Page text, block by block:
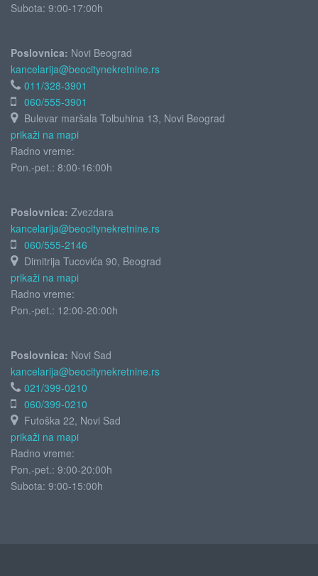
Subota: 9:00-17:00h
Poslovnica: Novi Beograd
kancelarija@beocitynekretnine.rs
011/328-3901
060/555-3901
Bulevar maršala Tolbuhina 13, Novi Beograd
prikaži na mapi
Radno vreme:
Pon.-pet.: 8:00-16:00h
Poslovnica: Zvezdara
kancelarija@beocitynekretnine.rs
060/555-2146
Dimitrija Tucovića 90, Beograd
prikaži na mapi
Radno vreme:
Pon.-pet.: 12:00-20:00h
Poslovnica: Novi Sad
kancelarija@beocitynekretnine.rs
021/399-0210
060/399-0210
Futoška 22, Novi Sad
prikaži na mapi
Radno vreme:
Pon.-pet.: 9:00-20:00h
Subota: 9:00-15:00h